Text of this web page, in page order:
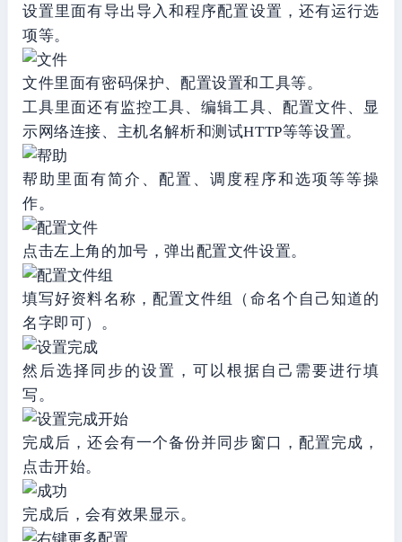
设置里面有导出导入和程序配置设置，还有运行选
项等。
文件里面有密码保护、配置设置和工具等。
工具里面还有监控工具、编辑工具、配置文件、显
示网络连接、主机名解析和测试HTTP等等设置。
帮助里面有简介、配置、调度程序和选项等等操
作。
点击左上角的加号，弹出配置文件设置。
填写好资料名称，配置文件组（命名个自己知道的
名字即可）。
然后选择同步的设置，可以根据自己需要进行填
写。
完成后，还会有一个备份并同步窗口，配置完成，
点击开始。
完成后，会有效果显示。